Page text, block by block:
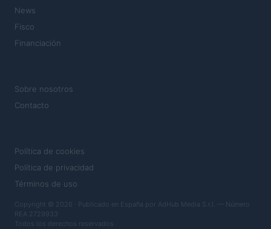
News
Fisco
Financiación
Sobre nosotros
Contacto
Política de cookies
Política de privacidad
Términos de uso
Copyright © 2026 · Publicado en España por AdHub Media S.r.l. — Número
REA 2729933
Todos los derechos reservados